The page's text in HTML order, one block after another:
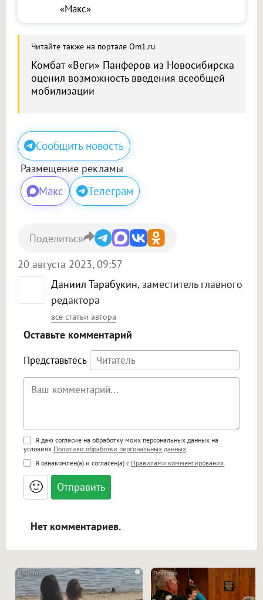
«Макс»
Читайте также на портале Om1.ru
Комбат «Веги» Панфёров из Новосибирска
оценил возможность введения всеобщей
мобилизации
Сообщить новость
Размещение рекламы
Макс Телеграм
Даниил Тарабукин, заместитель главного
редактора
все статьи автора
20 августа 2023, 09:57
Поделиться
Оставьте комментарий
Представьтесь
Поддержка HTML
<b>, <strong>, <u>, <i>, <em>, <s>, <big>,
<small>, <sup>, <sub>, <pre>, <ul>, <ol>, <li>,
<blockquote>, <code> экранирует HTML,
адреса URL автоматически становятся
ссылками, и [img]адрес[/img] будет
Я даю согласие на обработку моих персональных данных на
условиях Политики обработки персональных данных
Я ознакомлен(а) и согласен(а) с Правилами комментирования
🙂
Нет комментариев.
i